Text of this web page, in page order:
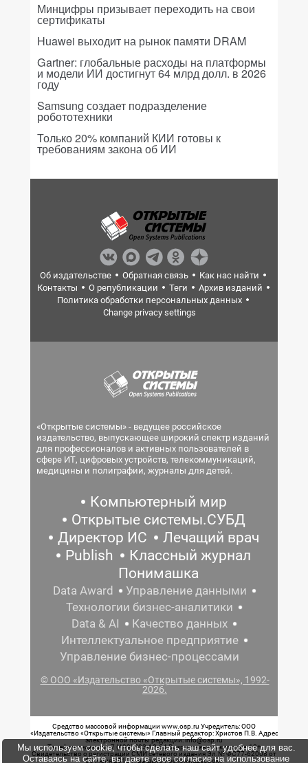
Минцифры призывает переходить на свои
сертификаты
Huawei выходит на рынок памяти DRAM
Gartner: глобальные расходы на платформы
и модели ИИ достигнут 64 млрд долл. в 2026
году
Samsung создает подразделение
робототехники
Только 20% компаний КИИ готовы к
требованиям закона об ИИ
Об издательстве Обратная связь
Как нас найти
Контакты
О републикации Теги
Архив изданий
Политика обработки персональных данных
Change privacy settings
«Открытые системы» - ведущее российское
издательство, выпускающее широкий спектр изданий
для профессионалов и активных пользователей в
сфере ИТ, цифровых устройств, телекоммуникаций,
медицины и полиграфии, журналы для детей.
Компьютерный мир
Открытые системы.СУБД
Директор ИС
Лечащий врач
Publish
Классный журнал
Понимашка
Data Award
Управление данными
Технологии бизнес-аналитики
Data & AI
Качество данных
Интеллектуальное предприятие
Управление бизнес-процессами
© ООО «Издательство «Открытые системы», 1992-
2026.
Средство массовой информации www.osp.ru Учредитель: ООО
«Издательство «Открытые системы» Главный редактор: Христов П.В. Адрес
электронной почты редакции: info@osp.ru
Телефон редакции: 7 (499) 703-18-54 Возрастная маркировка: 12+
Свидетельство о регистрации СМИ сетевого издания Эл.№ ФС77-62008 от
05 июня 2015 г. выдано Роскомнадзором.
Мы используем cookie, чтобы сделать наш сайт удобнее для вас.
Оставаясь на сайте, вы даете свое согласие на использование